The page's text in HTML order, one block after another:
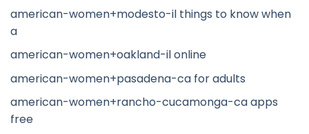
american-women+modesto-il things to know when
a
american-women+oakland-il online
american-women+pasadena-ca for adults
american-women+rancho-cucamonga-ca apps
free